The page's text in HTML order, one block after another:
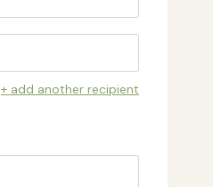
+ add another recipient